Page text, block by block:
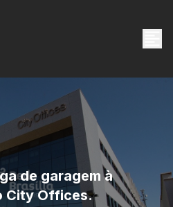
de garagem à
City Offices.